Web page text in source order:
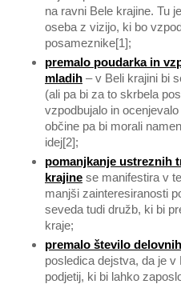
na ravni Bele krajine. Tu
oseba z vizijo, ki bo
posameznike[1];
premalo poudarka in
mladih – v Beli krajini bi
(ali pa bi za to skrbela
vzpodbujalo in
občine pa bi morali
idej[2];
pomanjkanje ustreznih
krajine se manifestira v
manjši zainteresiranosti
seveda tudi družb, ki bi
kraje;
premalo število
posledica dejstva, da je
podjetij, ki bi lahko